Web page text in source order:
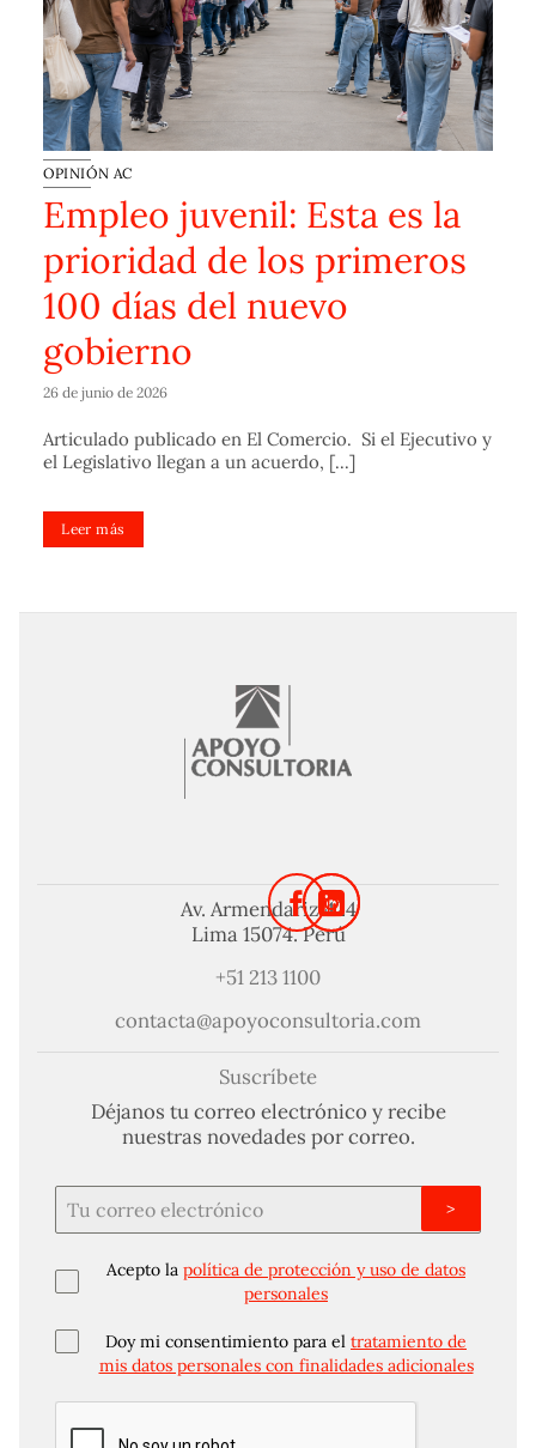
OPINIÓN AC
Empleo juvenil: Esta es la
prioridad de los primeros
100 días del nuevo
gobierno
26 de junio de 2026
Articulado publicado en El Comercio. Si el Ejecutivo y
el Legislativo llegan a un acuerdo, [...]
Leer más
Av. Armendariz 424
Lima 15074. Perú
+51 213 1100
contacta@apoyoconsultoria.com
Suscríbete
Déjanos tu correo electrónico y recibe
nuestras novedades por correo.
Acepto la política de protección y uso de datos
personales
Doy mi consentimiento para el tratamiento de
mis datos personales con finalidades adicionales
>